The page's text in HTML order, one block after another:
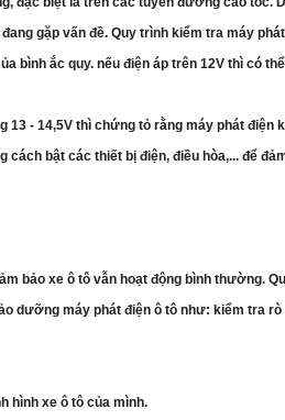
gặp vấn đề. Quy trình kiểm tra máy
bình ắc quy. nếu điện áp trên 12V thì có
- 14,5V thì chứng tỏ rằng máy phát điện
bật các thiết bị điện, điều hòa,... để
bảo xe ô tô vẫn hoạt động bình thường.
dưỡng máy phát điện ô tô như: kiểm tra
hình xe ô tô của mình.